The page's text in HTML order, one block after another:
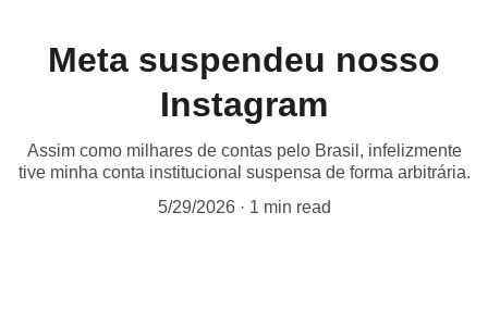
Meta suspendeu nosso
Instagram
Assim como milhares de contas pelo Brasil, infelizmente
tive minha conta institucional suspensa de forma arbitrária.
5/29/2026
1 min read